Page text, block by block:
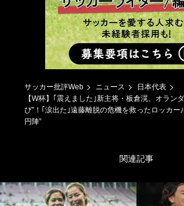
サッカー批評Web ニュース
日本代表
【W杯】｢震えました｣新主将・板倉滉、オラン
び”！｢涙出た｣遠藤離脱の危機を救ったロッカー
円陣”
関連記事